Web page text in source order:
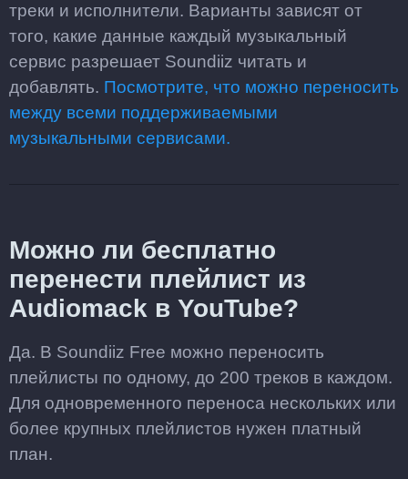
треки и исполнители. Варианты зависят от
того, какие данные каждый музыкальный
сервис разрешает Soundiiz читать и
добавлять. Посмотрите, что можно переносить
между всеми поддерживаемыми
музыкальными сервисами.
Можно ли бесплатно
перенести плейлист из
Audiomack в YouTube?
Да. В Soundiiz Free можно переносить
плейлисты по одному, до 200 треков в каждом.
Для одновременного переноса нескольких или
более крупных плейлистов нужен платный
план.